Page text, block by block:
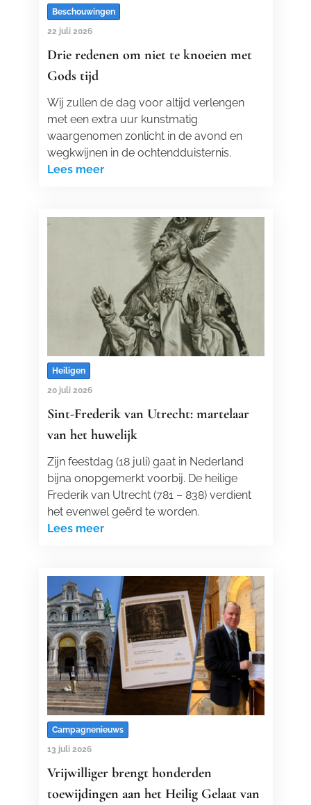
Beschouwingen
22 juli 2026
Drie redenen om niet te knoeien met
Gods tijd
Wij zullen de dag voor altijd verlengen
met een extra uur kunstmatig
waargenomen zonlicht in de avond en
wegkwijnen in de ochtendduisternis.
Lees meer
Heiligen
20 juli 2026
Sint-Frederik van Utrecht: martelaar
van het huwelijk
Zijn feestdag (18 juli) gaat in Nederland
bijna onopgemerkt voorbij. De heilige
Frederik van Utrecht (781 – 838) verdient
het evenwel geërd te worden.
Lees meer
Campagnenieuws
13 juli 2026
Vrijwilliger brengt honderden
toewijdingen aan het Heilig Gelaat van